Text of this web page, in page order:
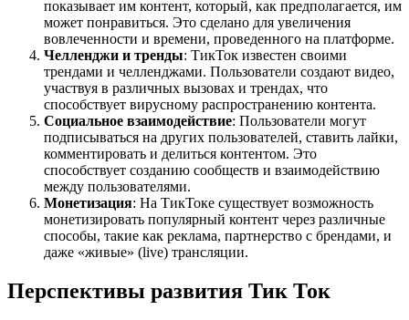
показывает им контент, который, как предполагается, им
может понравиться. Это сделано для увеличения
вовлеченности и времени, проведенного на платформе.
Челленджи и тренды: ТикТок известен своими
трендами и челленджами. Пользователи создают видео,
участвуя в различных вызовах и трендах, что
способствует вирусному распространению контента.
Социальное взаимодействие: Пользователи могут
подписываться на других пользователей, ставить лайки,
комментировать и делиться контентом. Это
способствует созданию сообществ и взаимодействию
между пользователями.
Монетизация: На ТикТоке существует возможность
монетизировать популярный контент через различные
способы, такие как реклама, партнерство с брендами, и
даже «живые» (live) трансляции.
Перспективы развития Тик Ток